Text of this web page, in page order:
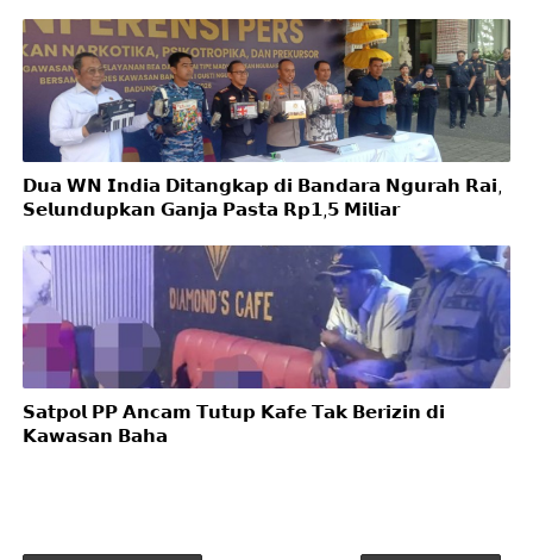
𝗗𝘂𝗮 𝗪𝗡 𝗜𝗻𝗱𝗶𝗮 𝗗𝗶𝘁𝗮𝗻𝗴𝗸𝗮𝗽 𝗱𝗶 𝗕𝗮𝗻𝗱𝗮𝗿𝗮 𝗡𝗴𝘂𝗿𝗮𝗵 𝗥𝗮𝗶,
𝗦𝗲𝗹𝘂𝗻𝗱𝘂𝗽𝗸𝗮𝗻 𝗚𝗮𝗻𝗷𝗮 𝗣𝗮𝘀𝘁𝗮 𝗥𝗽𝟭,𝟱 𝗠𝗶𝗹𝗶𝗮𝗿
𝗦𝗮𝘁𝗽𝗼𝗹 𝗣𝗣 𝗔𝗻𝗰𝗮𝗺 𝗧𝘂𝘁𝘂𝗽 𝗞𝗮𝗳𝗲 𝗧𝗮𝗸 𝗕𝗲𝗿𝗶𝘇𝗶𝗻 𝗱𝗶
𝗞𝗮𝘄𝗮𝘀𝗮𝗻 𝗕𝗮𝗵𝗮